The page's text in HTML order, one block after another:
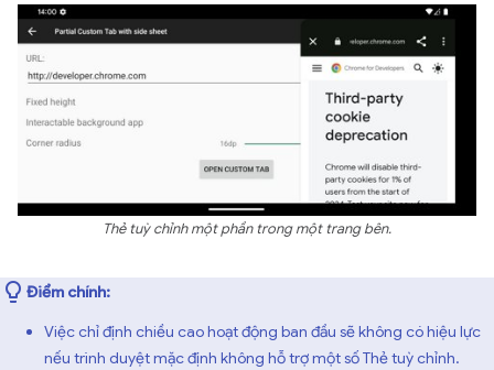
Thẻ tuỳ chỉnh một phần trong một trang bên.
Điểm chính:
Việc chỉ định chiều cao hoạt động ban đầu sẽ không có hiệu lực
nếu trình duyệt mặc định không hỗ trợ một số Thẻ tuỳ chỉnh.